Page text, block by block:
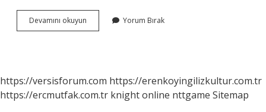
Devamını okuyun Telefonun
Dinlenip
Yorum Bırak
https://versisforum.com https://erenkoyingilizkultur.com.tr
https://ercmutfak.com.tr knight online nttgame Sitemap